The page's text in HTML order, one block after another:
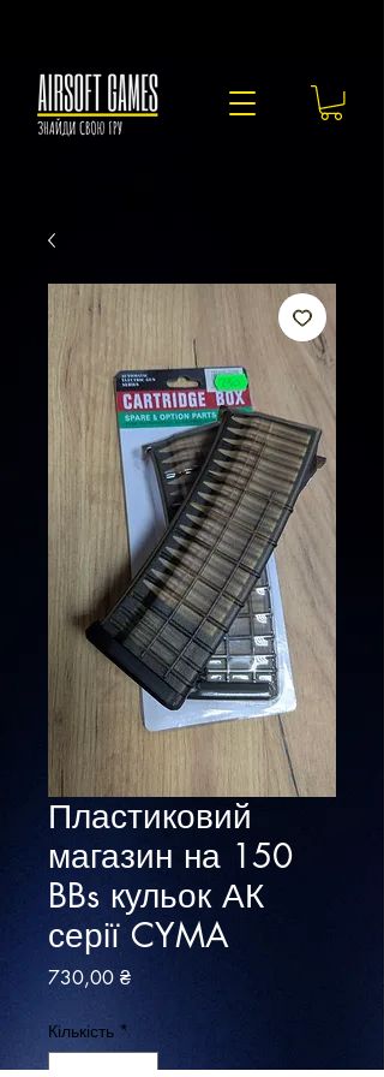
Пластиковий
магазин на 150
BBs кульок АК
серії CYMA
730,00 ₴Ціна
Кількість *